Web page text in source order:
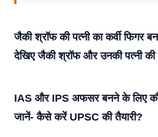
जैकी श्रॉफ की पत्नी का कर्वी फिगर
देखिए जैकी श्रॉफ और उनकी पत्नी
IAS और IPS अफसर बनने के लिए
जानें- कैसे करें UPSC की तैयारी?